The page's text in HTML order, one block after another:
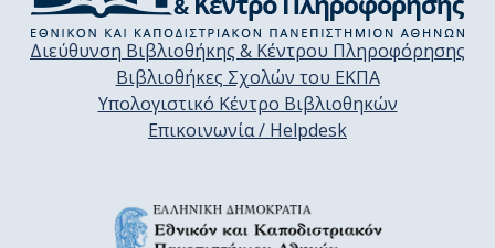
Διεύθυνση Βιβλιοθήκης & Κέντρου Πληροφόρησης
Βιβλιοθήκες Σχολών του ΕΚΠΑ
Υπολογιστικό Κέντρο Βιβλιοθηκών
Επικοινωνία / Helpdesk